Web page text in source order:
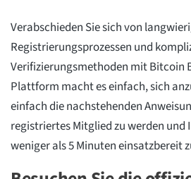
Verabschieden Sie sich von
Registrierungsprozessen und
Verifizierungsmethoden mit Bitcoin
Plattform macht es einfach, sich
einfach die nachstehenden
registriertes Mitglied zu werden und
weniger als 5 Minuten einsatzbereit